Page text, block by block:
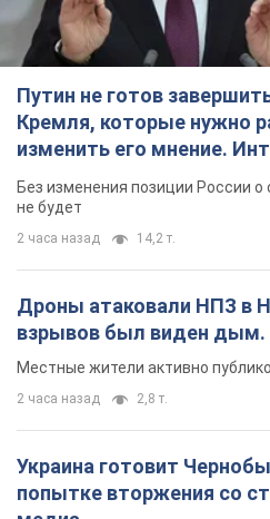
Путин не готов
Кремля, которые нужно
изменить его мнение.
Без изменения позиции России
не будет
2 часа назад 14,2 т.
Дроны атаковали НПЗ в
взрывов был виден дым.
Местные жители активно
2 часа назад 2,8 т.
Украина готовит
попытке вторжения со